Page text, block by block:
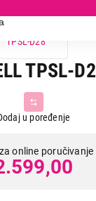
TPSL-
u poređenje
online poručivanje